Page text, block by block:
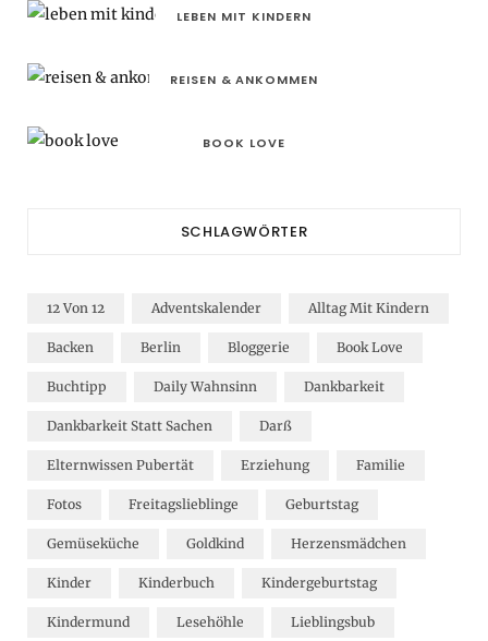
LEBEN MIT KINDERN
REISEN & ANKOMMEN
BOOK LOVE
SCHLAGWÖRTER
12 Von 12 Adventskalender Alltag Mit Kindern
Backen Berlin Bloggerie Book Love
Buchtipp Daily Wahnsinn Dankbarkeit
Dankbarkeit Statt Sachen Darß
Elternwissen Pubertät Erziehung Familie
Fotos Freitagslieblinge Geburtstag
Gemüseküche Goldkind Herzensmädchen
Kinder Kinderbuch Kindergeburtstag
Kindermund Lesehöhle Lieblingsbub